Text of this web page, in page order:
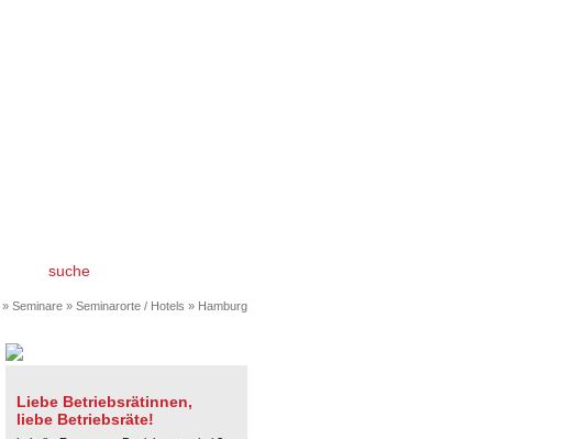
suche
» Seminare » Seminarorte / Hotels » Hamburg
Liebe Betriebsrätinnen,
liebe Betriebsräte!